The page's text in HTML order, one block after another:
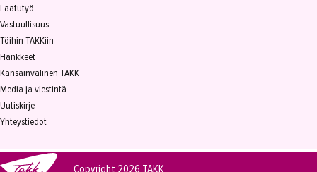
Laatutyö
Vastuullisuus
Töihin TAKKiin
Hankkeet
Kansainvälinen TAKK
Media ja viestintä
Uutiskirje
Yhteystiedot
Copyright 2026 TAKK